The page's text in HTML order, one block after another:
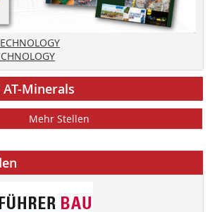
Minerals
Mehr Stellen